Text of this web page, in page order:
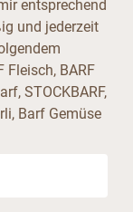
entsprechend
und jederzeit
Fleisch, BARF
STOCKBARF,
Barf Gemüse